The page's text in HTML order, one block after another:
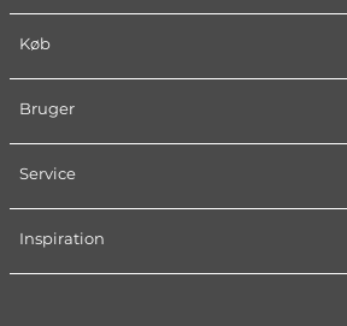
Køb
Bruger
Service
Inspiration